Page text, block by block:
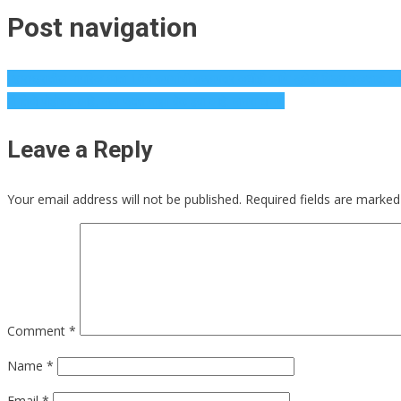
Post navigation
Leave a Reply
Your email address will not be published. Required fields are marked
Comment *
Name *